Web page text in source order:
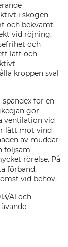
i skogen
och bekvämt
vid röjning,
och
lätt och
kroppen sval
för en
gör
ventilation vid
lätt mot vind
av muddar
följsam
rörelse. På
förband,
vid behov.
A1 och